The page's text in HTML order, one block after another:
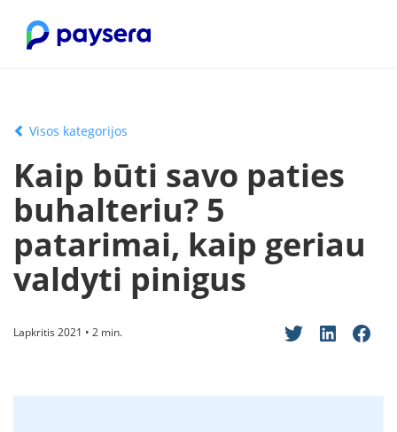
Visos kategorijos
Kaip būti savo paties
buhalteriu? 5
patarimai, kaip geriau
valdyti pinigus
Lapkritis 2021 • 2 min.